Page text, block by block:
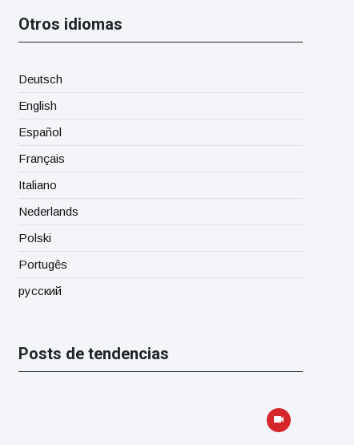
Otros idiomas
Deutsch
English
Español
Français
Italiano
Nederlands
Polski
Portugês
русский
Posts de tendencias